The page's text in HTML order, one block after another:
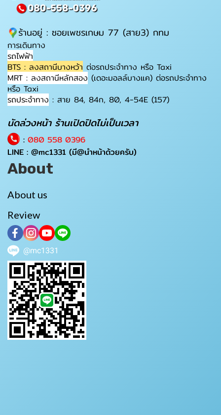
ร้านอยู่ : ซอยเพชรเกษม 77 (สาย3) กทม
การเดินทาง
รถไฟฟ้า
BTS : ลงสถานีบางหว้า ต่อรถประจำทาง หรือ Taxi
MRT : ลงสถานีหลักสอง (เดอะมอลล์บางแค) ต่อรถประจำทาง
หรือ Taxi
รถประจำทาง : สาย 84, 84ก, 80, 4-54E (157)
นัดล่วงหน้า ร้านเปิดปิดไม่เป็นเวลา
: 080 558 0396
LINE : @mc1331 (มี@นำหน้าด้วยครับ)
About
About us
Review
@mc1331